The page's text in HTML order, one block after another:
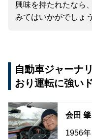
興味を持たれたなら
みてはいかがでしょ
自動車ジャーナ
おり運転に強い
会田
1956